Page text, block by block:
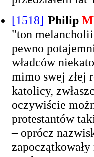
[1518] Philip
"ton
pewno
władców
mimo swej złej
katolicy,
oczywiście
protestantów
– oprócz